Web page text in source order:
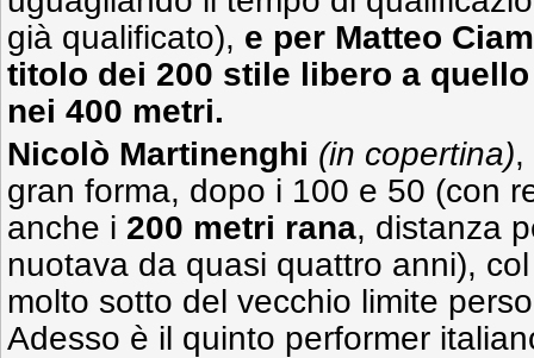
già qualificato), e per Matteo
titolo dei 200 stile libero a
nei 400 metri.
Nicolò Martinenghi (in copertina),
gran forma, dopo i 100 e 50 (con
anche i 200 metri rana, distanza
nuotava da quasi quattro anni),
molto sotto del vecchio limite
Adesso è il quinto performer